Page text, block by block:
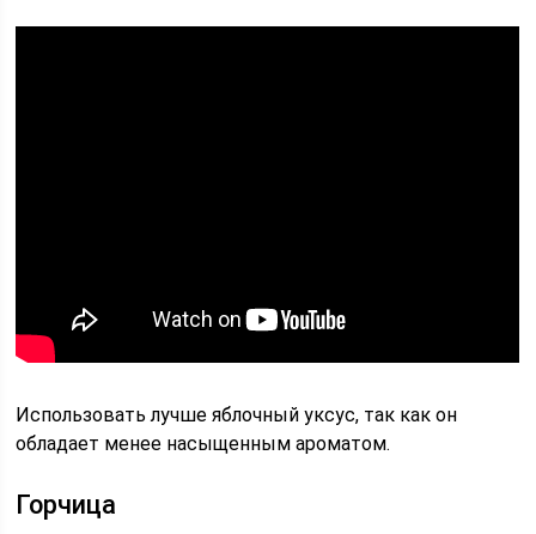
Использовать лучше яблочный уксус, так как он
обладает менее насыщенным ароматом.
Горчица